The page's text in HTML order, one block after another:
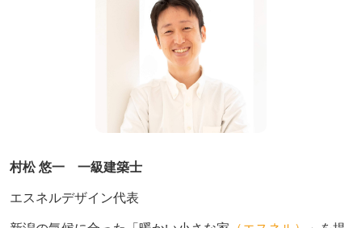
村松 悠一 一級建築士
エスネルデザイン代表